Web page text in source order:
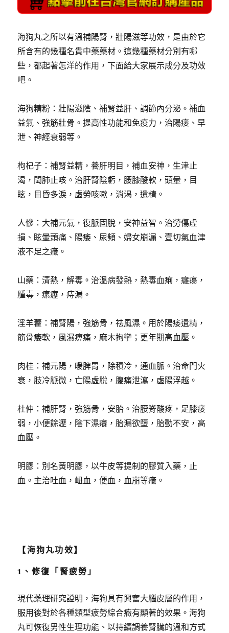
海狗丸之所以有溫補陽腎，壯陽滋等功效，是由於它
所含有的幾種名貴中藥藥材。這幾種藥材分別有哪
些，都起著怎洋的作用，下面給大家展示成分及功效
吧。
海狗精粉：壯陽滋陰、補腎益肝、調節內分泌。補血
益氣、強筋壯骨。提高性功能和免疫力，治陽痿、早
泄、神經衰弱等。
枸杞子：補腎益精，養肝明目，補血安神，生津止
渴，閏肺止咳。治肝腎陰虧，腰膝酸軟，頭暈，目
眩，目昏多淚，虛勞咳嗽，消渴，遺精。
人慘：大補元氣，復脈固脫，安神益智。治勞傷虛
損、眩暈頭痛、陽痿、尿頻、婦女崩漏、壹切氣血津
液不足之癥。
山藥：清熱，解毒。治溫病發熱，熱毒血痢，癰瘍，
腫毒，瘰癧，痔漏。
淫羊藿：補腎陽，強筋骨，祛風濕。用於陽痿遺精，
筋骨痿軟，風濕痹痛，麻木拘攣；更年期高血壓。
肉桂：補元陽，暖脾胃，除積冷，通血脈。治命門火
衰，肢冷脈微，亡陽虛脫，腹痛泄瀉，虛陽浮越。
杜仲：補肝腎，強筋骨，安胎。治腰脊酸疼，足膝痿
弱，小便餘瀝，陰下濕癢，胎漏欲墮，胎動不安，高
血壓。
明膠：別名黃明膠，以牛皮等提制的膠質入藥，止
血。主治吐血，衄血，便血，血崩等癥。
【海狗丸功效】
1、修復「腎疲勞」
現代藥理研究證明，海狗具有興奮大腦皮層的作用，
服用後對於各種類型疲勞綜合癥有顯著的效果。海狗
丸可恢復男性生理功能、以持續調養腎臟的溫和方式